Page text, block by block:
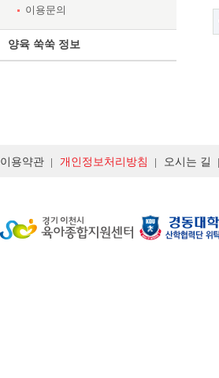
이용문의
양육 쑥쑥 정보
이용약관 개인정보처리방침 오시는 길